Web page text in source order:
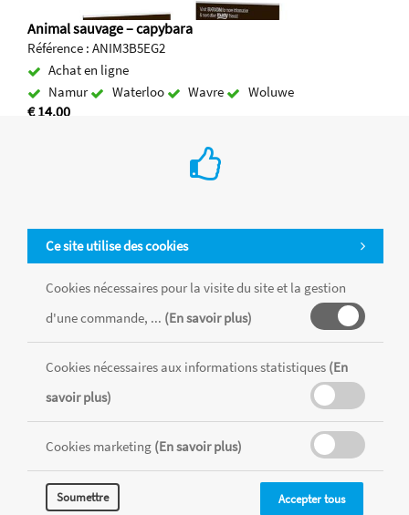
Animal sauvage – capybara
Référence : ANIM3B5EG2
Achat en ligne
Namur
Waterloo Wavre Woluwe
€ 14.00
Animal sauvage - ours polaire
Référence : ANIM495YXA
€ 14.00
- +
Ce site utilise des cookies
Cookies nécessaires pour la visite du site et la gestion
d'une commande, ... (En savoir plus)
Cookies nécessaires aux informations statistiques (En
savoir plus)
Cookies marketing (En savoir plus)
Soumettre Accepter tous